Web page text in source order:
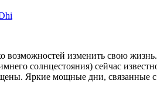
возможностей изменить свою
солнцестояния) сейчас
Яркие мощные дни,